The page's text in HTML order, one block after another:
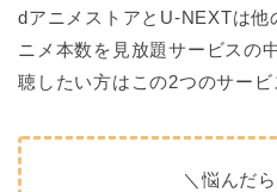
dアニメストアとU-NEXTは他
ニメ本数を見放題サービスの
聴したい方はこの2つのサービ
＼悩んだ